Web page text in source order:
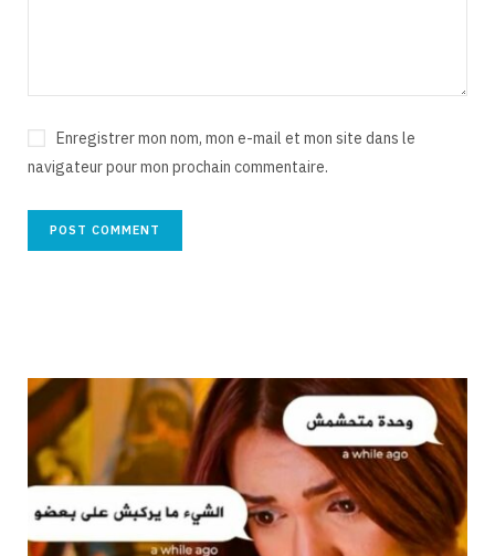
Enregistrer mon nom, mon e-mail et mon site dans le
navigateur pour mon prochain commentaire.